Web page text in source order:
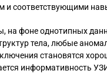
и соответствующими
на фоне однотипных
тела, любые
становятся
информативность